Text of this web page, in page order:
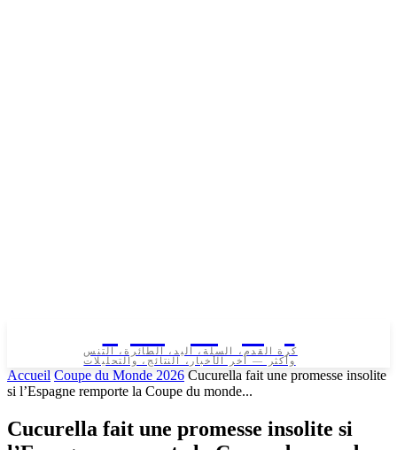
كرة القدم، السلة، اليد، الطائرة، التنس
وأكثر — آخر الأخبار، النتائج، والتحليلات
Accueil Coupe du Monde 2026 Cucurella fait une promesse insolite
si l’Espagne remporte la Coupe du monde...
Cucurella fait une promesse insolite si